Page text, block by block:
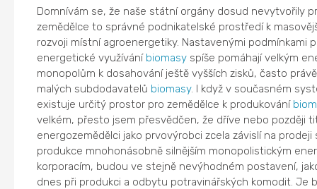
Domnívám se, že naše státní orgány dosud nevytvořily
zemědělce to správné podnikatelské prostředí k
rozvoji místní agroenergetiky. Nastavenými podmínkami
energetické využívání biomasy spíše pomáhají velkým
monopolům k dosahování ještě vyšších zisků, často
malých subdodavatelů biomasy. I když v současném
existuje určitý prostor pro zemědělce k produkování
velkém, přesto jsem přesvědčen, že dříve nebo později
energozemědělci jako prvovýrobci zcela závislí na prodeji
produkce mnohonásobně silnějším monopolistickým
korporacím, budou ve stejně nevýhodném postavení,
dnes při produkci a odbytu potravinářských komodit. Je